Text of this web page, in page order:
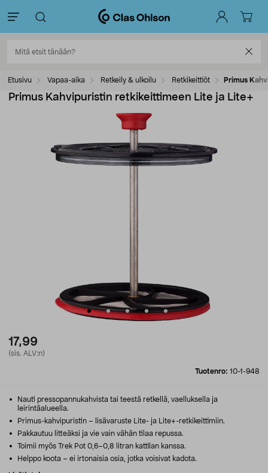
Etusivu Vapaa-aika Retkeily & ulkoilu Retkikeittiöt Primus
Primus Kahvipuristin retkikeittimeen Lite ja Lite+
17,99
(sis. ALV:n)
Tuotenro: 10-1-948
Nauti pressopannukahvista tai teestä retkellä, vaelluksella ja
leirintäalueella.
Primus-kahvipuristin – lisävaruste Lite- ja Lite+-retkikeittimiin.
Pakkautuu litteäksi ja vie vain vähän tilaa repussa.
Toimii myös Trek Pot 0,6–0,8 litran kattilan kanssa.
Helppo koota – ei irtonaisia osia, jotka voisivat kadota.